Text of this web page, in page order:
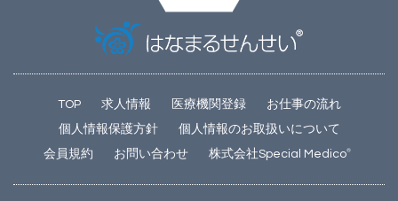
TOP 求人情報 医療機関登録
お仕事の流れ
個人情報保護方針
個人情報のお取扱いについて
会員規約
お問い合わせ 株式会社Special Medico®